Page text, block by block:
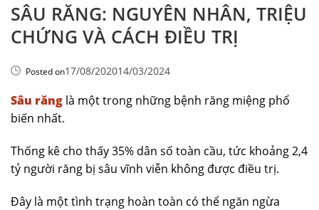
SÂU RĂNG: NGUYÊN NHÂN, TRIỆU
CHỨNG VÀ CÁCH ĐIỀU TRỊ
Posted on17/08/202014/03/2024
Sâu răng là một trong những bệnh răng miệng phổ
biến nhất.
Thống kê cho thấy 35% dân số toàn cầu, tức khoảng 2,4
tỷ người răng bị sâu vĩnh viễn không được điều trị.
Đây là một tình trạng hoàn toàn có thể ngăn ngừa